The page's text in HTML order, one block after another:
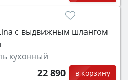
с выдвижным шлангом
кухонный
22 890 в корзину